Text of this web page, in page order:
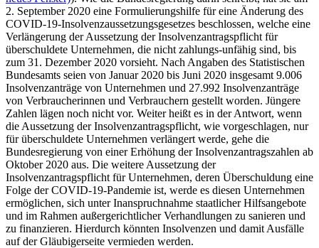
2. September 2020 eine Formulierungshilfe für eine Änderung des
COVID-19-Insolvenzaussetzungsgesetzes beschlossen, welche eine
Verlängerung der Aussetzung der Insolvenzantragspflicht für
überschuldete Unternehmen, die nicht zahlungs-unfähig sind, bis
zum 31. Dezember 2020 vorsieht. Nach Angaben des Statistischen
Bundesamts seien von Januar 2020 bis Juni 2020 insgesamt 9.006
Insolvenzanträge von Unternehmen und 27.992 Insolvenzanträge
von Verbraucherinnen und Verbrauchern gestellt worden. Jüngere
Zahlen lägen noch nicht vor. Weiter heißt es in der Antwort, wenn
die Aussetzung der Insolvenzantragspflicht, wie vorgeschlagen, nur
für überschuldete Unternehmen verlängert werde, gehe die
Bundesregierung von einer Erhöhung der Insolvenzantragszahlen ab
Oktober 2020 aus. Die weitere Aussetzung der
Insolvenzantragspflicht für Unternehmen, deren Überschuldung eine
Folge der COVID-19-Pandemie ist, werde es diesen Unternehmen
ermöglichen, sich unter Inanspruchnahme staatlicher Hilfsangebote
und im Rahmen außergerichtlicher Verhandlungen zu sanieren und
zu finanzieren. Hierdurch könnten Insolvenzen und damit Ausfälle
auf der Gläubigerseite vermieden werden.